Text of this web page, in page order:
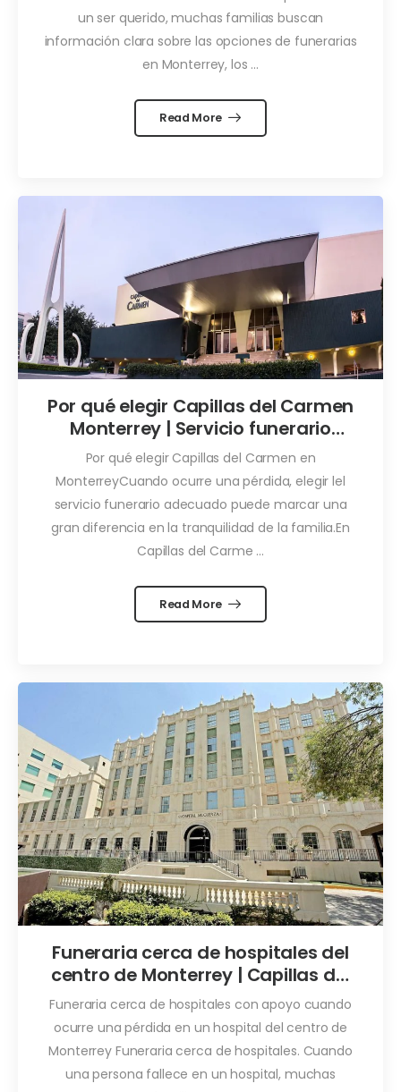
un ser querido, muchas familias buscan
información clara sobre las opciones de funerarias
en Monterrey, los ...
Read More
Por qué elegir Capillas del Carmen
Monterrey | Servicio funerario
integral
Por qué elegir Capillas del Carmen en
MonterreyCuando ocurre una pérdida, elegir lel
servicio funerario adecuado puede marcar una
gran diferencia en la tranquilidad de la familia.En
Capillas del Carme ...
Read More
Funeraria cerca de hospitales del
centro de Monterrey | Capillas del
Carmen
Funeraria cerca de hospitales con apoyo cuando
ocurre una pérdida en un hospital del centro de
Monterrey Funeraria cerca de hospitales. Cuando
una persona fallece en un hospital, muchas